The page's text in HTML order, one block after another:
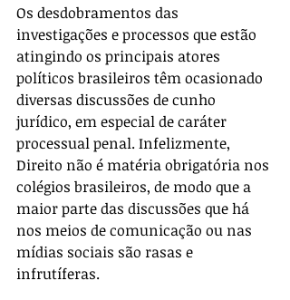
Os desdobramentos das
investigações e processos que estão
atingindo os principais atores
políticos brasileiros têm ocasionado
diversas discussões de cunho
jurídico, em especial de caráter
processual penal. Infelizmente,
Direito não é matéria obrigatória nos
colégios brasileiros, de modo que a
maior parte das discussões que há
nos meios de comunicação ou nas
mídias sociais são rasas e
infrutíferas.